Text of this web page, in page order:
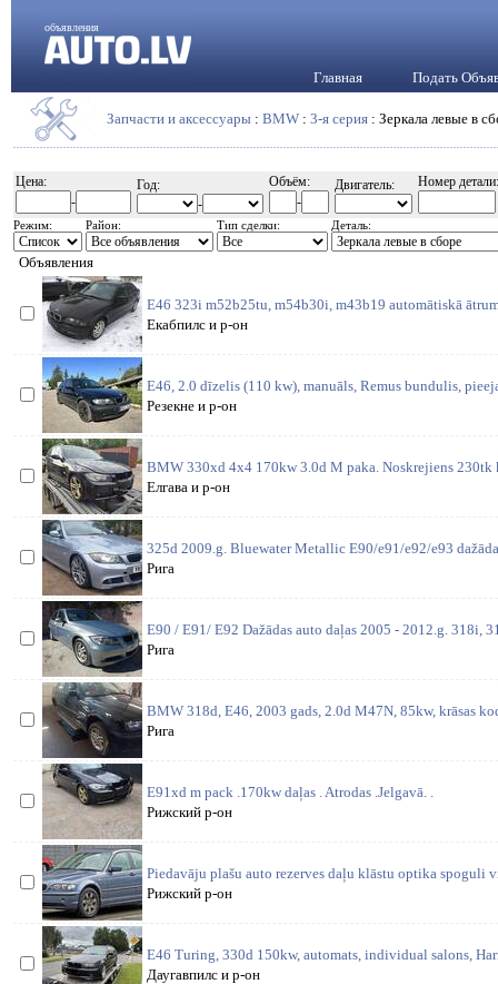
объявления
Главная Подать
Запчасти и аксессуары : BMW : 3-я серия : Зеркала левые в
Цена:
-
Год:
-
Объём:
-
Двигатель: Номер детали:
Режим: Район: Тип сделки: Деталь:
Объявления
E46 323i m52b25tu, m54b30i, m43b19 automātiskā
Екабпилс и р-он
E46, 2.0 dīzelis (110 kw), manuāls, Remus bundulis,
Резекне и р-он
BMW 330xd 4x4 170kw 3.0d M paka. Noskrejiens 230tk
Елгава и р-он
325d 2009.g. Bluewater Metallic E90/e91/e92/e93
Рига
E90 / E91/ E92 Dažādas auto daļas 2005 - 2012.g. 318i,
Рига
BMW 318d, E46, 2003 gads, 2.0d M47N, 85kw, krāsas
Рига
E91xd m pack .170kw daļas . Atrodas .Jelgavā. .
Рижский р-он
Piedavāju plašu auto rezerves daļu klāstu optika spoguli
Рижский р-он
E46 Turing, 330d 150kw, automats, individual salons,
Даугавпилс и р-он